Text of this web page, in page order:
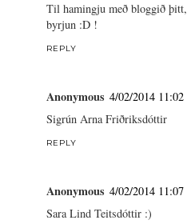
Til hamingju með bloggið
byrjun :D !
REPLY
Anonymous 4/02/2014
Sigrún Arna Friðriksdóttir
REPLY
Anonymous 4/02/2014
Sara Lind Teitsdóttir :)